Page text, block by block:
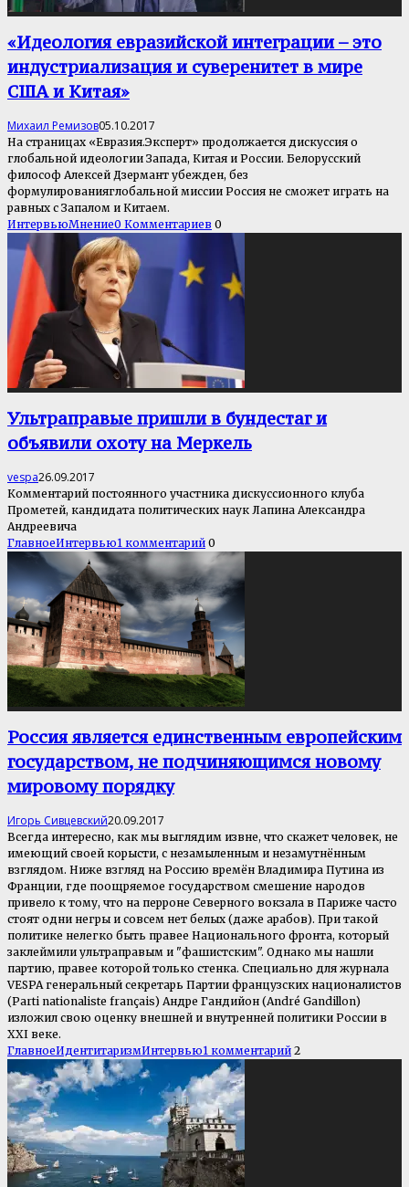
«Идеология евразийской интеграции – это
индустриализация и суверенитет в мире
США и Китая»
Михаил Ремизов05.10.2017
На страницах «Евразия.Эксперт» продолжается дискуссия о
глобальной идеологии Запада, Китая и России. Белорусский
философ Алексей Дзермант убежден, без
формулированияглобальной миссии Россия не сможет играть на
равных с Запалом и Китаем.
ИнтервьюМнение0 Комментариев 0
Ультраправые пришли в бундестаг и
объявили охоту на Меркель
vespa26.09.2017
Комментарий постоянного участника дискуссионного клуба
Прометей, кандидата политических наук Лапина Александра
Андреевича
ГлавноеИнтервью1 комментарий 0
Россия является единственным европейским
государством, не подчиняющимся новому
мировому порядку
Игорь Сивцевский20.09.2017
Всегда интересно, как мы выглядим извне, что скажет человек, не
имеющий своей корысти, с незамыленным и незамутнённым
взглядом. Ниже взгляд на Россию времён Владимира Путина из
Франции, где поощряемое государством смешение народов
привело к тому, что на перроне Северного вокзала в Париже часто
стоят одни негры и совсем нет белых (даже арабов). При такой
политике нелегко быть правее Национального фронта, который
заклеймили ультраправым и "фашистским". Однако мы нашли
партию, правее которой только стенка. Специально для журнала
VESPA генеральный секретарь Партии французских националистов
(Parti nationaliste français) Андре Гандийон (André Gandillon)
изложил свою оценку внешней и внутренней политики России в
XXI веке.
ГлавноеИдентитаризмИнтервью1 комментарий 2